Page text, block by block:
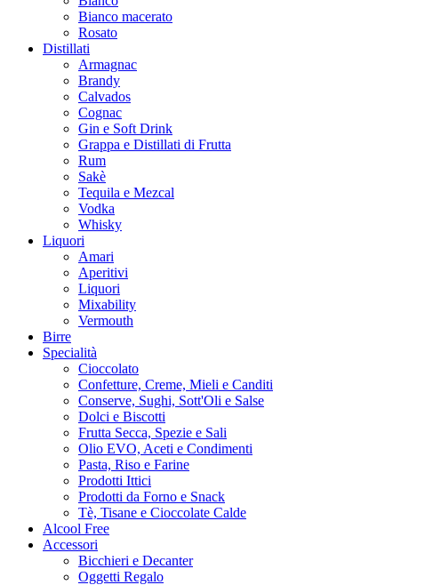
Bianco macerato
Rosato
Distillati
Armagnac
Brandy
Calvados
Cognac
Gin e Soft Drink
Grappa e Distillati di Frutta
Rum
Sakè
Tequila e Mezcal
Vodka
Whisky
Liquori
Amari
Aperitivi
Liquori
Mixability
Vermouth
Birre
Specialità
Cioccolato
Confetture, Creme, Mieli e Canditi
Conserve, Sughi, Sott'Oli e Salse
Dolci e Biscotti
Frutta Secca, Spezie e Sali
Olio EVO, Aceti e Condimenti
Pasta, Riso e Farine
Prodotti Ittici
Prodotti da Forno e Snack
Tè, Tisane e Cioccolate Calde
Alcool Free
Accessori
Bicchieri e Decanter
Oggetti Regalo